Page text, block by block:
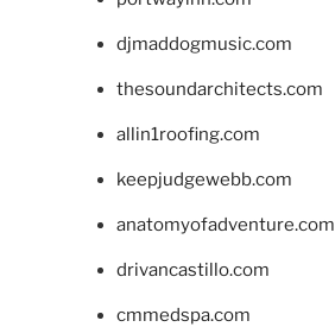
djmaddogmusic.com
thesoundarchitects.com
allin1roofing.com
keepjudgewebb.com
anatomyofadventure.com
drivancastillo.com
cmmedspa.com